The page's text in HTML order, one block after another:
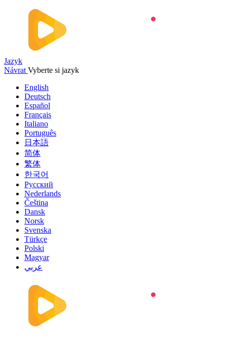
Jazyk
Návrat Vyberte si jazyk
English
Deutsch
Español
Français
Italiano
Português
日本語
简体
繁体
한국어
Русский
Nederlands
Čeština
Dansk
Norsk
Svenska
Türkçe
Polski
Magyar
عربي